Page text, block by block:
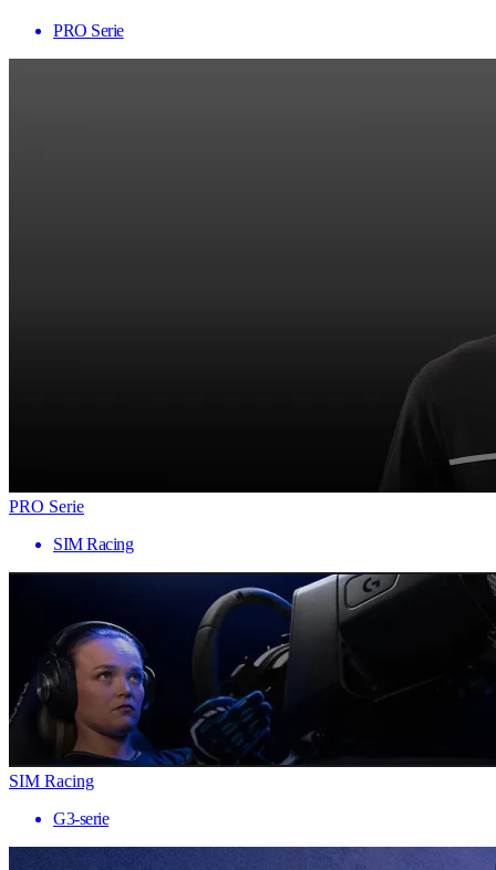
PRO Serie
PRO Serie
SIM Racing
SIM Racing
G3-serie